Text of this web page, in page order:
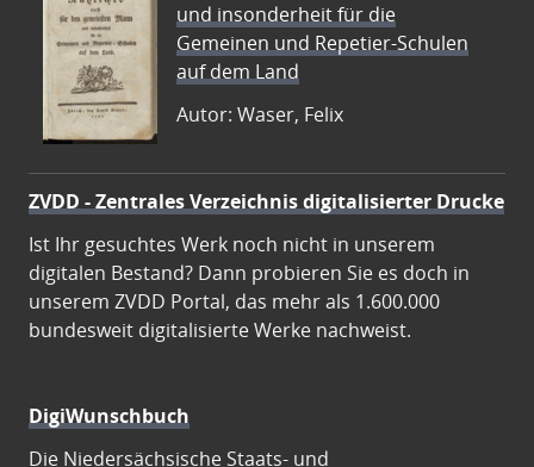
und insonderheit für die
Gemeinen und Repetier-Schulen
auf dem Land
Autor: Waser, Felix
ZVDD - Zentrales Verzeichnis digitalisierter Drucke
Ist Ihr gesuchtes Werk noch nicht in unserem
digitalen Bestand? Dann probieren Sie es doch in
unserem ZVDD Portal, das mehr als 1.600.000
bundesweit digitalisierte Werke nachweist.
DigiWunschbuch
Die Niedersächsische Staats- und